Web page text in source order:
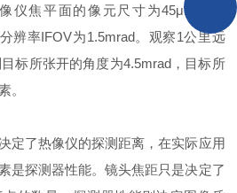
焦平面的像元尺寸为45μm，配
辨率IFOV为1.5mrad。观察1公里远
标所张开的角度为4.5mrad，目标所
。
了热像仪的探测距离，在实际应用
是探测器性能。镜头焦距只是决定了